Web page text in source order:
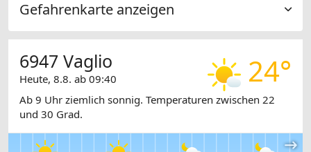
Gefahrenkarte anzeigen
24°
6947 Vaglio
Heute, 8.8. ab 09:40
Ab 9 Uhr ziemlich sonnig. Temperaturen zwischen 22
und 30 Grad.